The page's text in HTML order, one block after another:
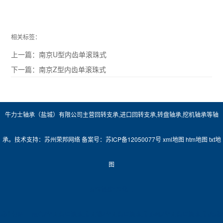
相关标签：
上一篇：南京U型内齿单滚珠式
下一篇：南京Z型内齿单滚珠式
牛力士轴承（盐城）有限公司主营回转支承,进口回转支承,转盘轴承,挖机轴承等轴
承。技术支持： 苏州荣邦网络备案号： 苏ICP备12050077号 xml地图 htm地图 txt地
图